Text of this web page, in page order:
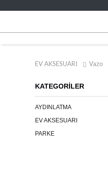
EV AKSESUARI Vazo
KATEGORİLER
AYDINLATMA
EV AKSESUARI
PARKE